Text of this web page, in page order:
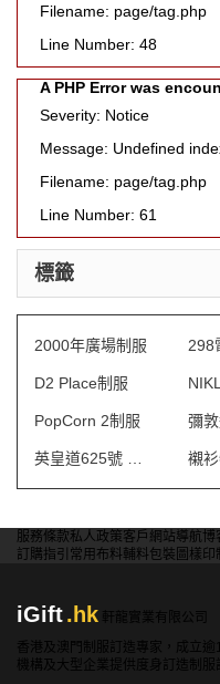
Filename: page/tag.php
Line Number: 48
A PHP Error was
Severity: Notice
Message: Undefined
Filename: page/tag.php
Line Number: 61
標籤
2000年廣場制服
D2 Place制服
PopCorn 2制服
襯
服務條款私人政策客戶 網站導航博
訂購指引 常用布料輔料包裝 圖樣印
iGift.hk
軒龍實業有限公司
香港及澳門制服訂造專家，成立
機構及大型企業提供度身訂造制服